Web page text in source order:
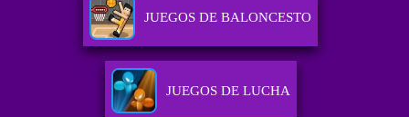
JUEGOS DE BALONCESTO
JUEGOS DE LUCHA